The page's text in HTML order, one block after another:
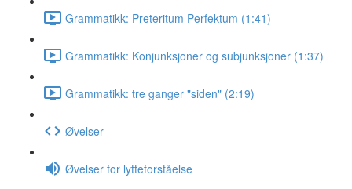
Grammatikk: Preteritum Perfektum (1:41)
Grammatikk: Konjunksjoner og subjunksjoner (1:37)
Grammatikk: tre ganger "siden" (2:19)
Øvelser
Øvelser for lytteforståelse